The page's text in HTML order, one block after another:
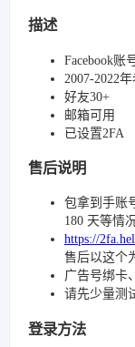
描述
Facebook账
2007-2022
好友30+
邮箱可用
已设置2FA
售后说明
包拿到手账
180 天等情
https://
售后以这个
广告号绑卡
请先少量测
登录方法